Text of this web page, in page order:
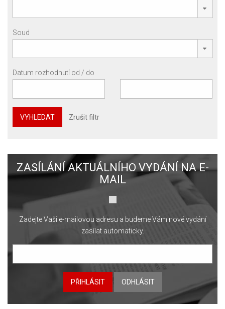
Soud
Datum rozhodnutí od / do
VYHLEDAT Zrušit filtr
ZASÍLÁNÍ AKTUÁLNÍHO VYDÁNÍ NA E-
MAIL
Zadejte Vaši e-mailovou adresu a budeme Vám nové vydání
zasílat automaticky.
PŘIHLÁSIT ODHLÁSIT